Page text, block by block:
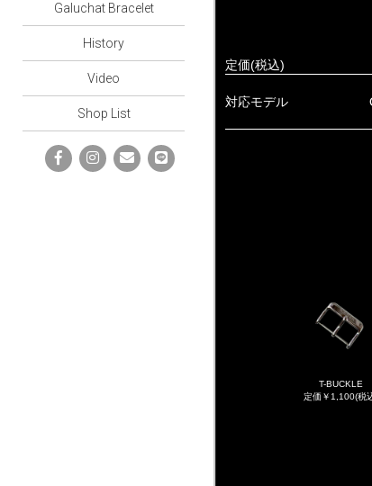
Galuchat Bracelet
History
Video
Shop List
定価(税込)
対応モデル
T-BUCKLE
定価￥1,100(税